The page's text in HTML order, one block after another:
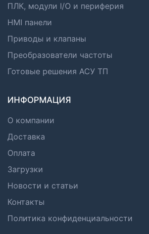
ПЛК, модули I/O и периферия
HMI панели
Приводы и клапаны
Преобразователи частоты
Готовые решения АСУ ТП
ИНФОРМАЦИЯ
О компании
Доставка
Оплата
Загрузки
Новости и статьи
Контакты
Политика конфиденциальности